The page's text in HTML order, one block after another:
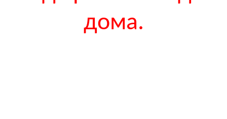
дома.